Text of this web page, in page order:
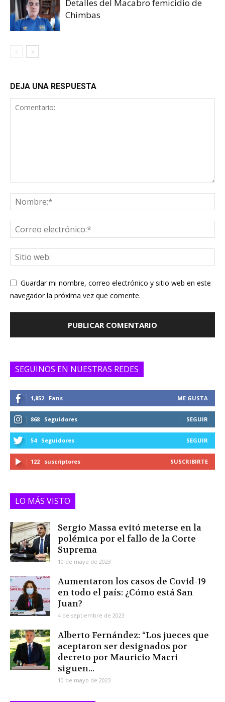
Detalles del Macabro femicidio de
Chimbas
DEJA UNA RESPUESTA
Guardar mi nombre, correo electrónico y sitio web en este
navegador la próxima vez que comente.
SEGUINOS EN NUESTRAS REDES
1,852 Fans ME GUSTA
868 Seguidores SEGUIR
54 Seguidores SEGUIR
122 suscriptores SUSCRIBIRTE
LO MÁS VISTO
Sergio Massa evitó meterse en la
polémica por el fallo de la Corte
Suprema
10 de mayo de 2023
Aumentaron los casos de Covid-19
en todo el país: ¿Cómo está San
Juan?
4 de septiembre de 2023
Alberto Fernández: “Los jueces que
aceptaron ser designados por
decreto por Mauricio Macri
siguen...
10 de mayo de 2023